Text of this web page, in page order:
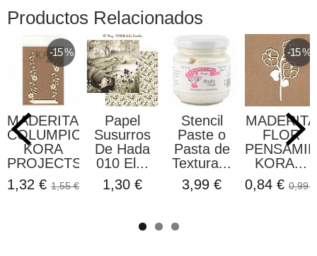
Productos Relacionados
-15 %
MADERITAS
COLUMPIO
KORA
PROJECTS
1,32 € 1,55 €
Papel
Susurros
De Hada
010 El...
1,30 €
Stencil
Paste o
Pasta de
Textura...
3,99 €
-15 %
MADERITA
FLOR
KORA...
0,84 € 0,99 €